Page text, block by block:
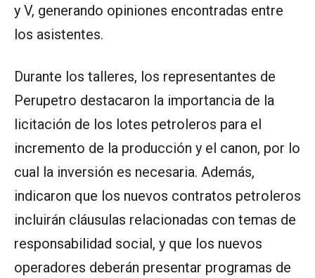
y V, generando opiniones encontradas entre
los asistentes.
Durante los talleres, los representantes de
Perupetro destacaron la importancia de la
licitación de los lotes petroleros para el
incremento de la producción y el canon, por lo
cual la inversión es necesaria. Además,
indicaron que los nuevos contratos petroleros
incluirán cláusulas relacionadas con temas de
responsabilidad social, y que los nuevos
operadores deberán presentar programas de